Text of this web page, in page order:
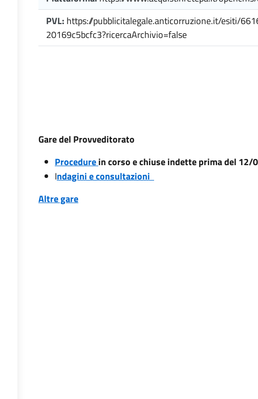
PVL: https://pubblicitalegale.anticorruzione.it/esiti/
20169c5bcfc3?ricercaArchivio=false
Gare del Provveditorato
Procedurein corso e chiuse indette prima del 12/
Indagini e consultazioni
Altre gare